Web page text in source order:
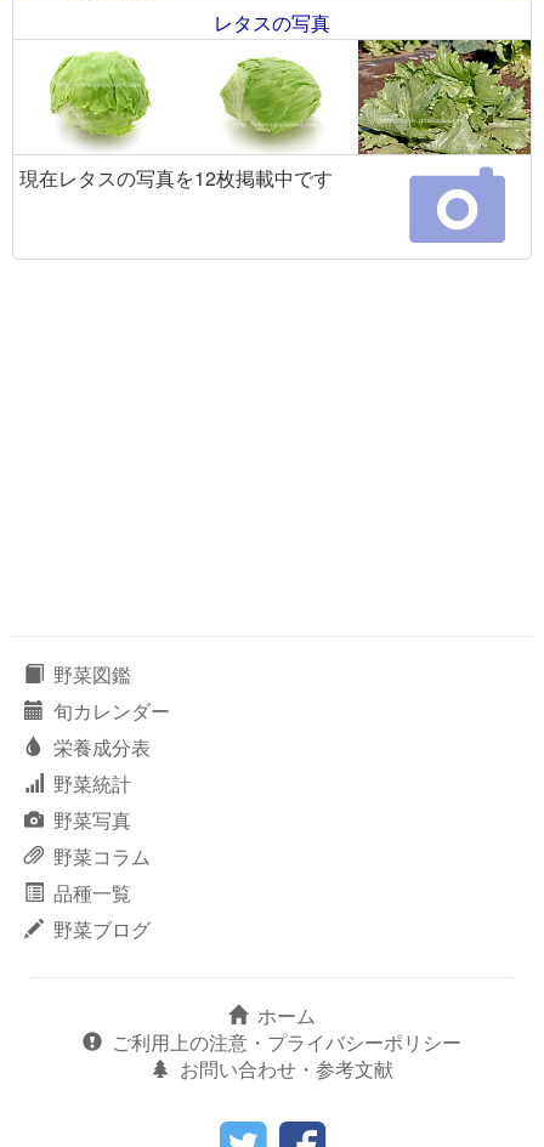
レタスの写真
現在レタスの写真を12枚掲載中です
野菜図鑑
旬カレンダー
栄養成分表
野菜統計
野菜写真
野菜コラム
品種一覧
野菜ブログ
ホーム
ご利用上の注意・プライバシーポリシー
お問い合わせ・参考文献